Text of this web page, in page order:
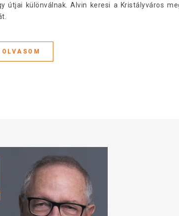
útjai különválnak. Alvin keresi a Kristályváros